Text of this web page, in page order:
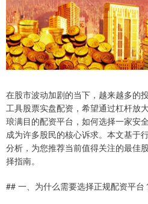
在股市波动加剧的当下，越来越多的
工具股票实盘配资，希望通过杠杆放
琅满目的配资平台，如何选择一家安
成为许多股民的核心诉求。本文基于
分析，为您推荐当前值得关注的最佳
择指南。
## 一、为什么需要选择正规配资平台